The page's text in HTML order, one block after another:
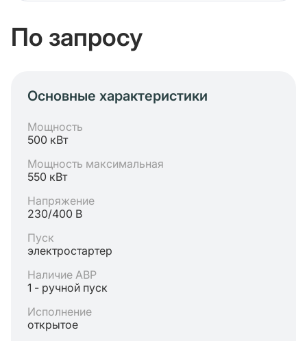
По запросу
Основные характеристики
Мощность
500 кВт
Мощность максимальная
550 кВт
Напряжение
230/400 В
Пуск
электростартер
Наличие АВР
1 - ручной пуск
Исполнение
открытое